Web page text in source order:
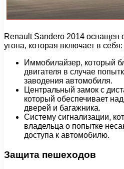
Renault Sandero 2014 оснащен
угона, которая включает в себя:
Иммобилайзер, который
двигателя в случае
заводения автомобиля.
Центральный замок с
который обеспечивает
дверей и багажника.
Систему сигнализации,
владельца о попытке
доступа к автомобилю.
Защита пешеходов